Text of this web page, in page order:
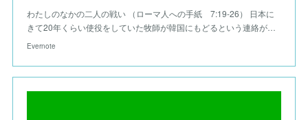
わたしのなかの二人の戦い （ローマ人への手紙 7:19-26） 日本に
きて20年くらい使役をしていた牧師が韓国にもどるという連絡が…
Evernote